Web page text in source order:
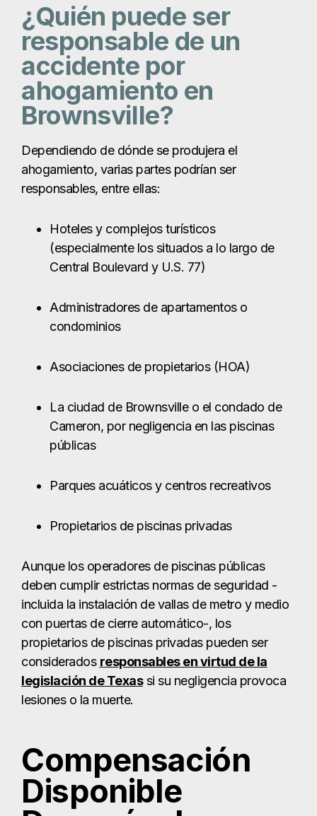
¿Quién puede ser
responsable de un
accidente por
ahogamiento en
Brownsville?
Dependiendo de dónde se produjera el
ahogamiento, varias partes podrían ser
responsables, entre ellas:
Hoteles y complejos turísticos
(especialmente los situados a lo largo de
Central Boulevard y U.S. 77)
Administradores de apartamentos o
condominios
Asociaciones de propietarios (HOA)
La ciudad de Brownsville o el condado de
Cameron, por negligencia en las piscinas
públicas
Parques acuáticos y centros recreativos
Propietarios de piscinas privadas
Aunque los operadores de piscinas públicas
deben cumplir estrictas normas de seguridad -
incluida la instalación de vallas de metro y medio
con puertas de cierre automático-, los
propietarios de piscinas privadas pueden ser
considerados responsables en virtud de la
legislación de Texassi su negligencia provoca
lesiones o la muerte.
Compensación
Disponible